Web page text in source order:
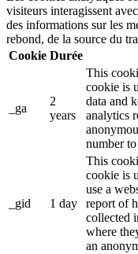
visiteurs interagissent
des informations sur les
rebond, de la source du
Cookie Durée
_ga
2
years
This
cookie is
data and
analytics
number
_gid 1 day
This
cookie is
use a
report of
collected
where
an